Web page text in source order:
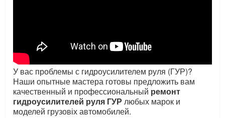
У вас проблемы с гидроусилителем руля (ГУР)?
Наши опытные мастера готовы предложить вам
качественный и профессиональный ремонт
гидроусилителей руля ГУР любых марок и
моделей грузовіх автомобилей.